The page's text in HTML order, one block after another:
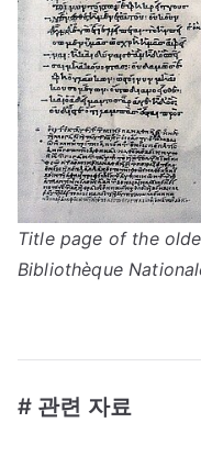
Title page of the
Bibliothèque
# 관련 자료